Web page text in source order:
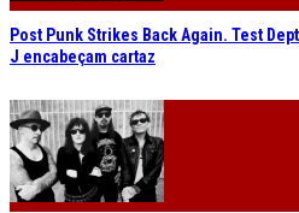
Post Punk Strikes Back Again. Test
J encabeçam cartaz